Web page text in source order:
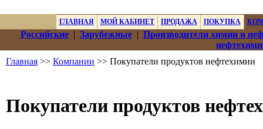
ГЛАВНАЯ МОЙ КАБИНЕТ ПРОДАЖА ПОКУПКА
Российские| Зарубежные| Производители химии и
Главная >> Компании >> Покупатели продуктов нефтехимии
Покупатели продуктов